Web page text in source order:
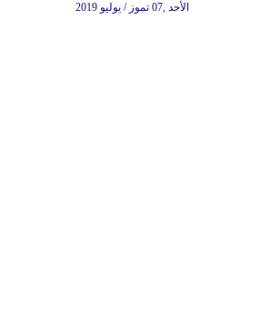
الأحد ,07 تموز / يوليو 2019